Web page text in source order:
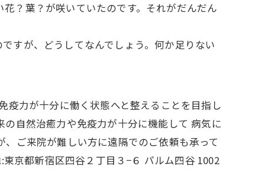
？葉？が咲いていたのです。それがだんだん
すが、どうしてなんでしょう。何か足りない
疫力が十分に働く状態へと整えることを目指し
自然治癒力や免疫力が十分に機能して 病気に
ご来院が難しい方に遠隔でのご依頼も承って
京都新宿区四谷２丁目３−６ パルム四谷 1002